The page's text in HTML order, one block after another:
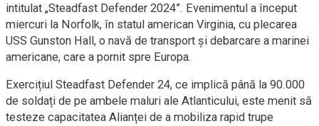
intitulat „Steadfast Defender 2024”. Evenimentul a început
miercuri la Norfolk, în statul american Virginia, cu plecarea
USS Gunston Hall, o navă de transport și debarcare a marinei
americane, care a pornit spre Europa.
Exercițiul Steadfast Defender 24, ce implică până la 90.000
de soldați de pe ambele maluri ale Atlanticului, este menit să
testeze capacitatea Alianței de a mobiliza rapid trupe